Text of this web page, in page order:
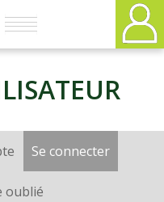
Se connecter(onglet
oublié